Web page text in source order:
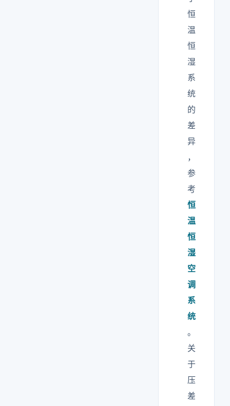
恒
温
恒
湿
系
统
的
差
异
，
参
考
恒
温
恒
湿
空
调
系
统
。
关
于
压
差